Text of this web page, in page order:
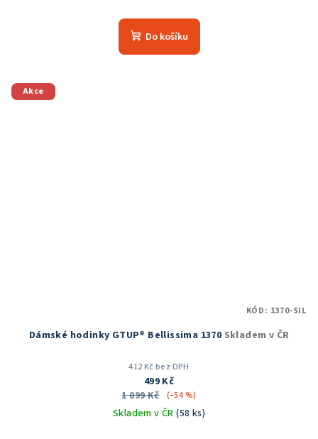
hodnocení
produktu
Do košíku
Akce
Dámské hodinky GTUP® Bellissima 1370 Skladem v ČR
412 Kč bez DPH
499 Kč
1 099 Kč
(–54 %)
Skladem v ČR(58 ks)
KÓD: 1370-SIL